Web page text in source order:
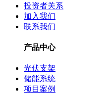
投资者关系
加入我们
联系我们
产品中心
光伏支架
储能系统
项目案例